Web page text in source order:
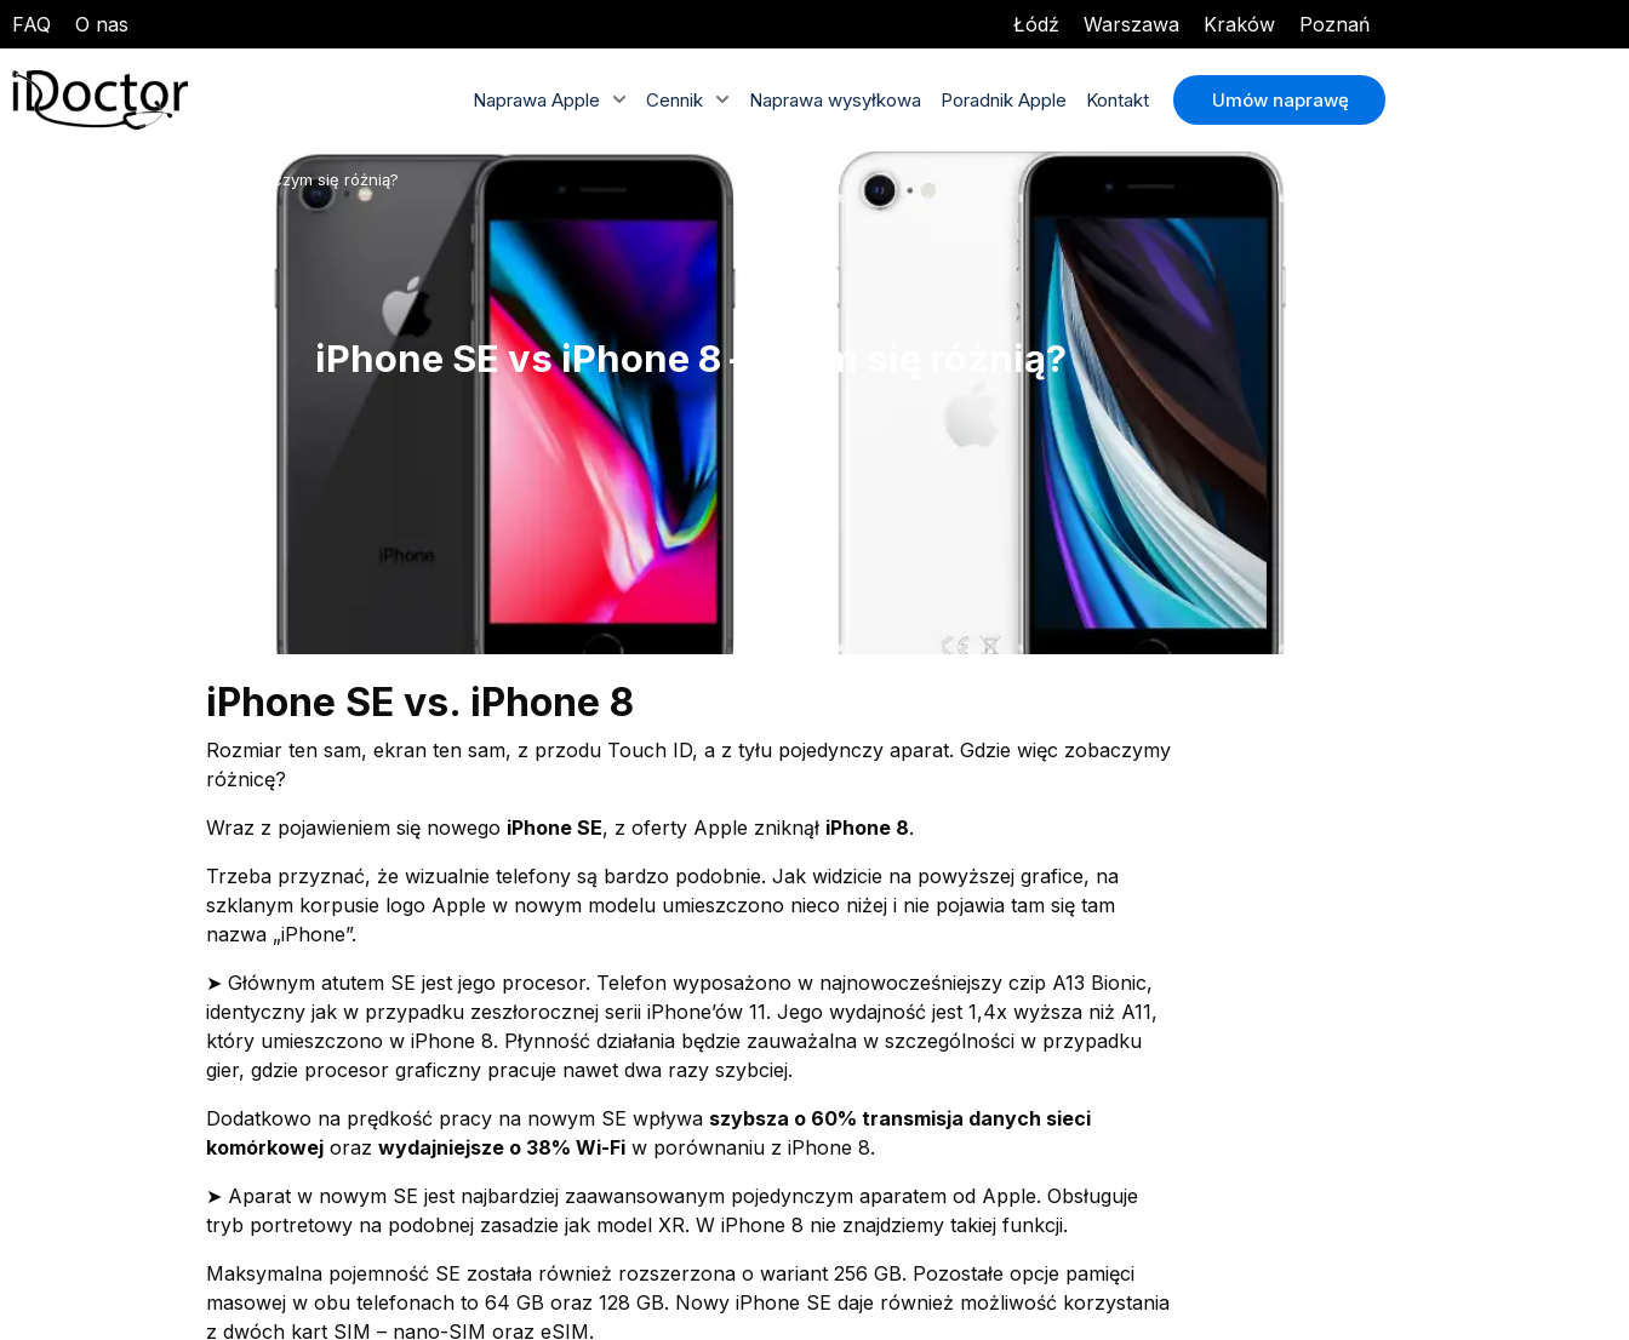
FAQ O nas Łódź Warszawa Kraków Poznań
Naprawa Apple Cennik Naprawa wysyłkowa Poradnik Apple Kontakt Umów naprawę
iPhone SE vs iPhone 8 – czym się różnią?
iPhone SE vs iPhone 8 – czym się różnią?
iPhone SE vs. iPhone 8
Rozmiar ten sam, ekran ten sam, z przodu Touch ID, a z tyłu pojedynczy aparat. Gdzie więc zobaczymy
różnicę?
Wraz z pojawieniem się nowego iPhone SE, z oferty Apple zniknął iPhone 8.
Trzeba przyznać, że wizualnie telefony są bardzo podobnie. Jak widzicie na powyższej grafice, na
szklanym korpusie logo Apple w nowym modelu umieszczono nieco niżej i nie pojawia tam się tam
nazwa „iPhone”.
➤ Głównym atutem SE jest jego procesor. Telefon wyposażono w najnowocześniejszy czip A13 Bionic,
identyczny jak w przypadku zeszłorocznej serii iPhone’ów 11. Jego wydajność jest 1,4x wyższa niż A11,
który umieszczono w iPhone 8. Płynność działania będzie zauważalna w szczególności w przypadku
gier, gdzie procesor graficzny pracuje nawet dwa razy szybciej.
Dodatkowo na prędkość pracy na nowym SE wpływa szybsza o 60% transmisja danych sieci
komórkowej oraz wydajniejsze o 38% Wi-Fi w porównaniu z iPhone 8.
➤ Aparat w nowym SE jest najbardziej zaawansowanym pojedynczym aparatem od Apple. Obsługuje
tryb portretowy na podobnej zasadzie jak model XR. W iPhone 8 nie znajdziemy takiej funkcji.
Maksymalna pojemność SE została również rozszerzona o wariant 256 GB. Pozostałe opcje pamięci
masowej w obu telefonach to 64 GB oraz 128 GB. Nowy iPhone SE daje również możliwość korzystania
z dwóch kart SIM – nano-SIM oraz eSIM.